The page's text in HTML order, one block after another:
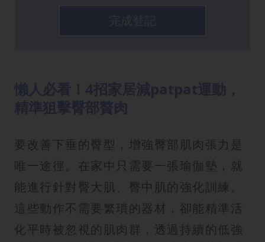
要改善下垂的臀型，增強臀部肌肉張力是
唯一途徑。在家中只需要一張瑜伽墊，就
能進行針對臀大肌、臀中肌的強化訓練。
這些動作不需要繁瑣的器材，卻能精準活
化平時被忽視的肌肉群，透過持續的低強